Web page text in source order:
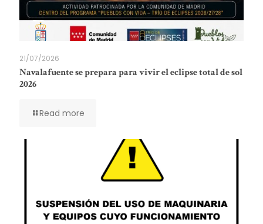
21/07/2026
Navalafuente se prepara para vivir el eclipse total de sol
2026
Read more